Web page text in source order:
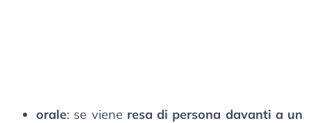
orale: se viene resa di persona davanti a un